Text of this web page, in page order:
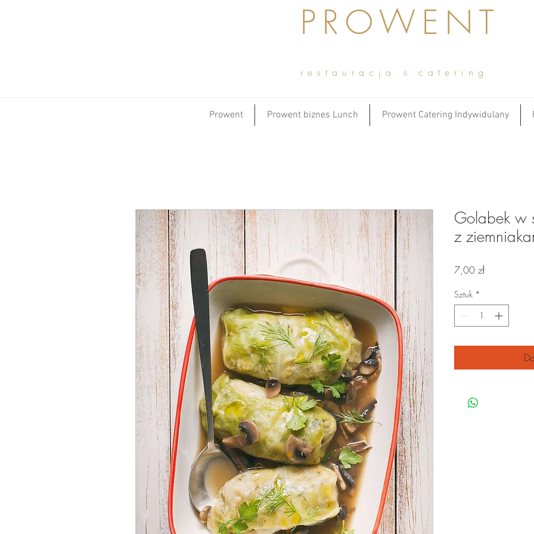
PROWENT
restauracja & catering
Prowent Prowent biznes Lunch Prowent Catering Indywidulany
Golabek w
z
7,00 złCena
Sztuk *